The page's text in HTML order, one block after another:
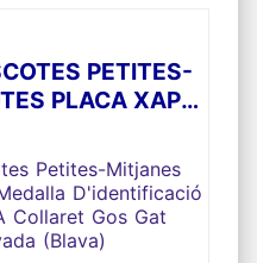
amb el seu
teclejar codigo en
En cada lectura
email amb les
on es trobi la
així com la seva
alergías, etc, i el
centre veterinari.
PETITES-
PLACA XAPA
A COLLARET
GRAVADA